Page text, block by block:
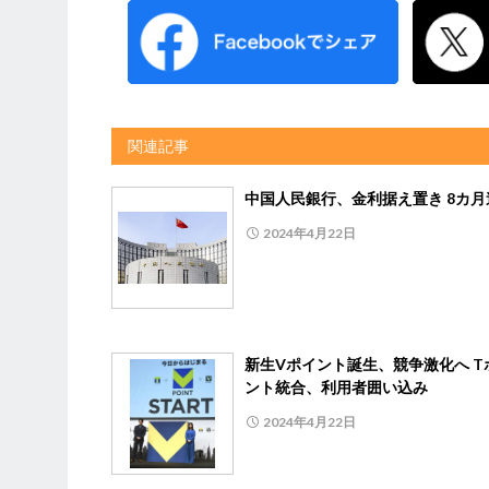
関連記事
中国人民銀行、金利据え置き 8カ
2024年4月22日
新生Vポイント誕生、競争激化へ T
ント統合、利用者囲い込み
2024年4月22日